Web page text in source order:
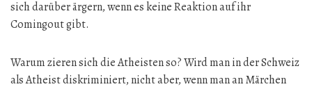
sich darüber ärgern, wenn es keine Reaktion auf ihr
Comingout gibt.
Warum zieren sich die Atheisten so? Wird man in der Schweiz
als Atheist diskriminiert, nicht aber, wenn man an Märchen